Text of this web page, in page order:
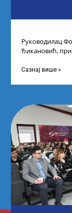
Руководилац
Ђикановић,
Сазнај више »